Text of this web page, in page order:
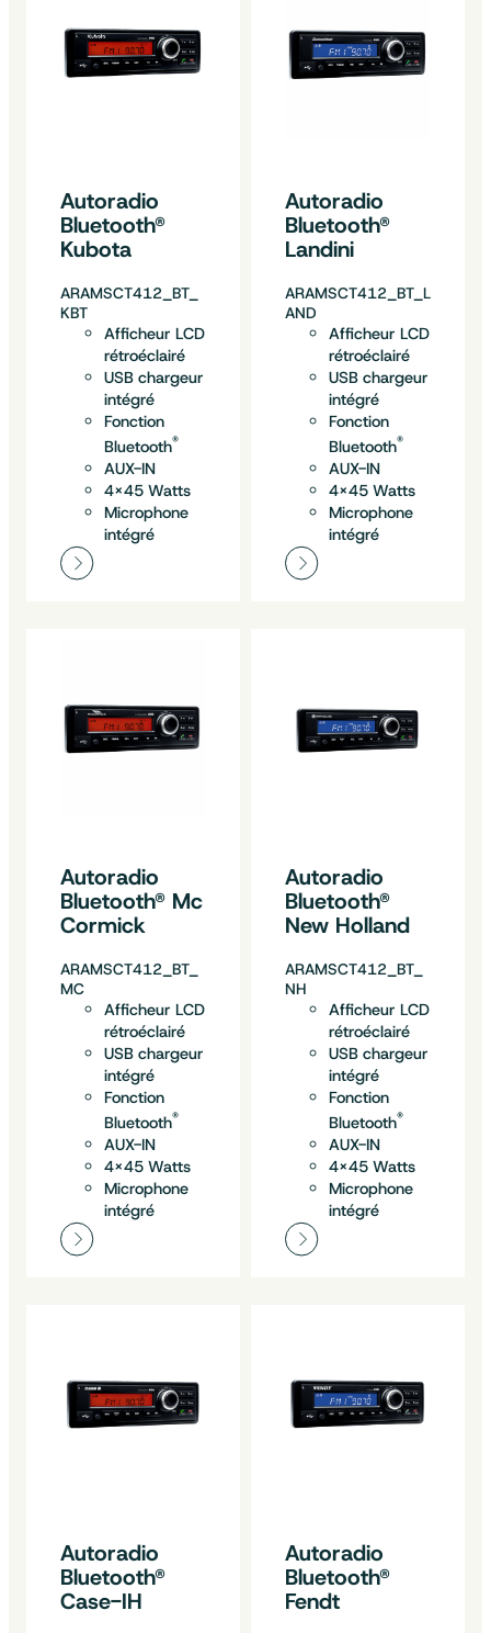
Autoradio
Bluetooth®
Kubota
ARAMSCT412_BT_
KBT
Afficheur LCD
rétroéclairé
USB chargeur
intégré
Fonction
Bluetooth®
AUX-IN
4×45 Watts
Microphone
intégré
Autoradio
Bluetooth®
Landini
ARAMSCT412_BT_L
AND
Afficheur LCD
rétroéclairé
USB chargeur
intégré
Fonction
Bluetooth®
AUX-IN
4×45 Watts
Microphone
intégré
Autoradio
Bluetooth® Mc
Cormick
ARAMSCT412_BT_
MC
Afficheur LCD
rétroéclairé
USB chargeur
intégré
Fonction
Bluetooth®
AUX-IN
4×45 Watts
Microphone
intégré
Autoradio
Bluetooth®
New Holland
ARAMSCT412_BT_
NH
Afficheur LCD
rétroéclairé
USB chargeur
intégré
Fonction
Bluetooth®
AUX-IN
4×45 Watts
Microphone
intégré
Autoradio
Bluetooth®
Case-IH
Autoradio
Bluetooth®
Fendt